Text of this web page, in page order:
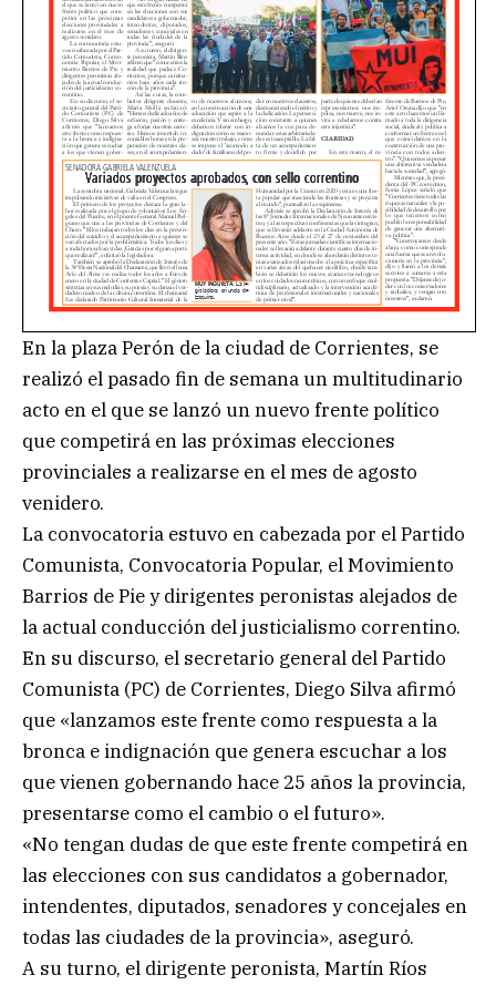
En la plaza Perón de la ciudad de Corrientes, se
realizó el pasado fin de semana un multitudinario
acto en el que se lanzó un nuevo frente político
que competirá en las próximas elecciones
provinciales a realizarse en el mes de agosto
venidero.
La convocatoria estuvo en cabezada por el Partido
Comunista, Convocatoria Popular, el Movimiento
Barrios de Pie y dirigentes peronistas alejados de
la actual conducción del justicialismo correntino.
En su discurso, el secretario general del Partido
Comunista (PC) de Corrientes, Diego Silva afirmó
que «lanzamos este frente como respuesta a la
bronca e indignación que genera escuchar a los
que vienen gobernando hace 25 años la provincia,
presentarse como el cambio o el futuro».
«No tengan dudas de que este frente competirá en
las elecciones con sus candidatos a gobernador,
intendentes, diputados, senadores y concejales en
todas las ciudades de la provincia», aseguró.
A su turno, el dirigente peronista, Martín Ríos